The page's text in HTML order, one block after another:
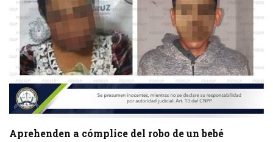
Aprehenden a cómplice del robo de un bebé